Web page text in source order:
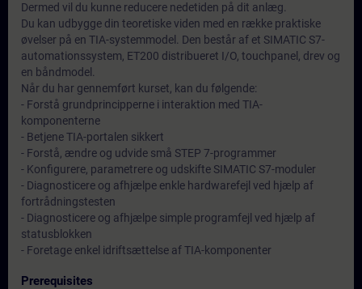
Dermed vil du kunne reducere nedetiden på dit anlæg.
Du kan udbygge din teoretiske viden med en række praktiske
øvelser på en TIA-systemmodel. Den består af et SIMATIC S7-
automationssystem, ET200 distribueret I/O, touchpanel, drev og
en båndmodel.
Når du har gennemført kurset, kan du følgende:
- Forstå grundprincipperne i interaktion med TIA-
komponenterne
- Betjene TIA-portalen sikkert
- Forstå, ændre og udvide små STEP 7-programmer
- Konfigurere, parametrere og udskifte SIMATIC S7-moduler
- Diagnosticere og afhjælpe enkle hardwarefejl ved hjælp af
fortrådningstesten
- Diagnosticere og afhjælpe simple programfejl ved hjælp af
statusblokken
- Foretage enkel idriftsættelse af TIA-komponenter
Prerequisites